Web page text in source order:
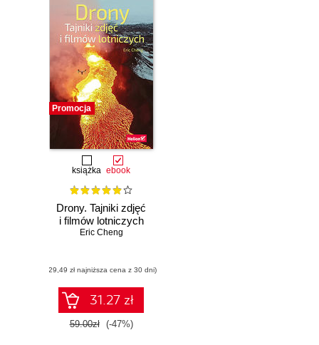
Promocja
książka ebook
Drony. Tajniki zdjęć
i filmów lotniczych
Eric Cheng
(29,49 zł najniższa cena z 30 dni)
31.27 zł
59.00zł (-47%)